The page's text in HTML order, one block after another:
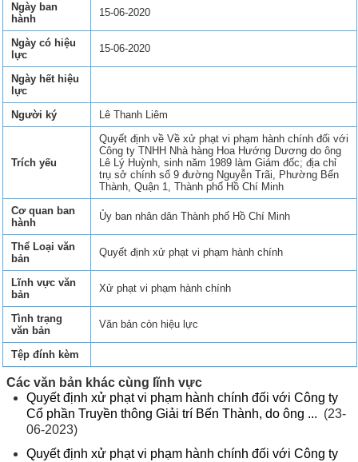
Ngày ban
hành
15-06-2020
Ngày có hiệu
lực
15-06-2020
Ngày hết hiệu
lực
Người ký
Lê Thanh Liêm
Trích yếu
Quyết định về Về xử phạt vi phạm hành chính đối với
Công ty TNHH Nhà hàng Hoa Hướng Dương do ông
Lê Lý Huỳnh, sinh năm 1989 làm Giám đốc; địa chỉ
trụ sở chính số 9 đường Nguyễn Trãi, Phường Bến
Thành, Quận 1, Thành phố Hồ Chí Minh
Cơ quan ban
hành
Ủy ban nhân dân Thành phố Hồ Chí Minh
Thể Loại văn
bản
Quyết định xử phạt vi phạm hành chính
Lĩnh vực văn
bản
Xử phạt vi phạm hành chính
Tình trạng
văn bản
Văn bản còn hiệu lực
Tệp đính kèm
Các văn bản khác cùng lĩnh vực
Quyết định xử phạt vi phạm hành chính đối với Công ty
Cổ phần Truyền thông Giải trí Bến Thành, do ông ... (23-
06-2023)
Quyết định xử phạt vi phạm hành chính đối với Công ty